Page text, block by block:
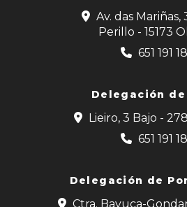
Av. das Mariñas,
Perillo - 15173
651 191
Delegación
Lieiro, 3 Bajo -
651 191
Delegación de
Ctra. Bayuca-